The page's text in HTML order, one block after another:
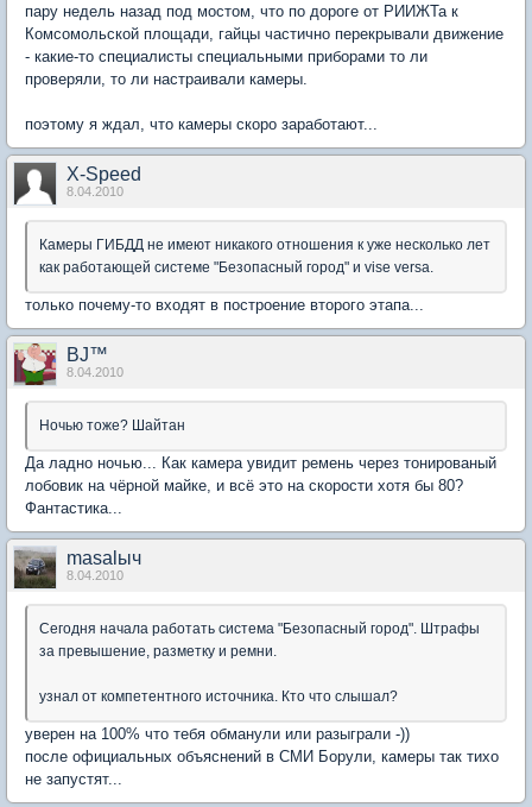
пару недель назад под мостом, что по дороге от РИИЖТа к
Комсомольской площади, гайцы частично перекрывали движение
- какие-то специалисты специальными приборами то ли
проверяли, то ли настраивали камеры.
поэтому я ждал, что камеры скоро заработают...
X-Speed
8.04.2010
Камеры ГИБДД не имеют никакого отношения к уже несколько лет
как работающей системе "Безопасный город" и vise versa.
только почему-то входят в построение второго этапа...
BJ™
8.04.2010
Ночью тоже? Шайтан
Да ладно ночью... Как камера увидит ремень через тонированый
лобовик на чёрной майке, и всё это на скорости хотя бы 80?
Фантастика...
masalыч
8.04.2010
Сегодня начала работать система "Безопасный город". Штрафы
за превышение, разметку и ремни.
узнал от компетентного источника. Кто что слышал?
уверен на 100% что тебя обманули или разыграли -))
после официальных объяснений в СМИ Борули, камеры так тихо
не запустят...